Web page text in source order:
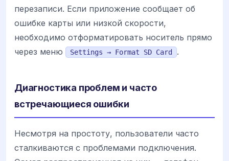
перезаписи. Если приложение сообщает об
ошибке карты или низкой скорости,
необходимо отформатировать носитель прямо
через меню
Settings → Format SD Card .
Диагностика проблем и часто
встречающиеся ошибки
Несмотря на простоту, пользователи часто
сталкиваются с проблемами подключения.